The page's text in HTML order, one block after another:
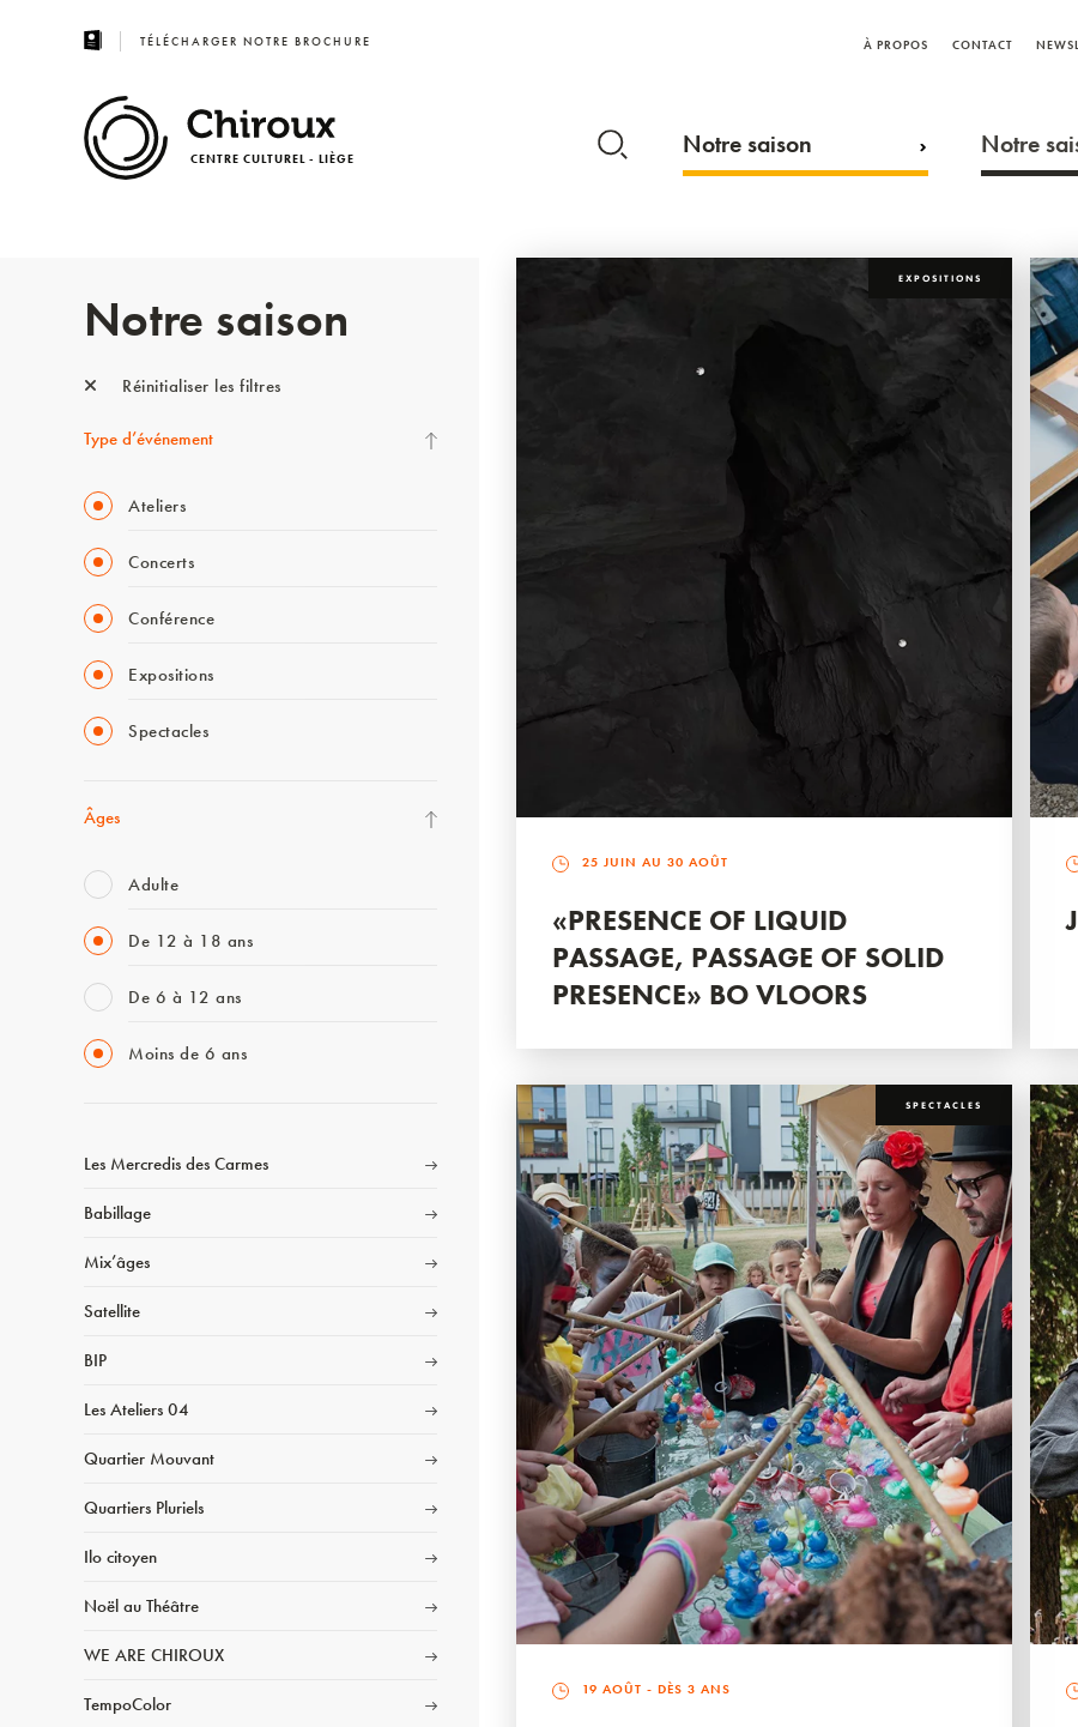
TÉLÉCHARGER NOTRE BROCHURE À PROPOS CONTACT
CENTRE CULTUREL - LIÈGE Notre saison Notre
Notre saison
Réinitialiser les filtres
Type d’événement
Ateliers
Concerts
Conférence
Expositions
Spectacles
Âges
Adulte
De 12 à 18 ans
De 6 à 12 ans
Moins de 6 ans
Les Mercredis des Carmes
Babillage
Mix’âges
Satellite
BIP
Les Ateliers 04
Quartier Mouvant
Quartiers Pluriels
Ilo citoyen
Noël au Théâtre
WE ARE CHIROUX
TempoColor
EXPOSITIONS
25 JUIN AU 30 AOÛT
«PRESENCE OF LIQUID
PASSAGE, PASSAGE OF SOLID
PRESENCE» BO VLOORS
SPECTACLES
19 AOÛT - DÈS 3 ANS